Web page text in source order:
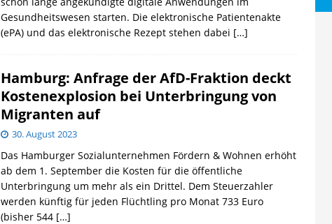
Gesundheitswesen starten. Die elektronische Patientenakte
(ePA) und das elektronische Rezept stehen dabei […]
Hamburg: Anfrage der AfD-Fraktion deckt
Kostenexplosion bei Unterbringung von
Migranten auf
30. August 2023
Das Hamburger Sozialunternehmen Fördern & Wohnen erhöht
ab dem 1. September die Kosten für die öffentliche
Unterbringung um mehr als ein Drittel. Dem Steuerzahler
werden künftig für jeden Flüchtling pro Monat 733 Euro
(bisher 544 […]